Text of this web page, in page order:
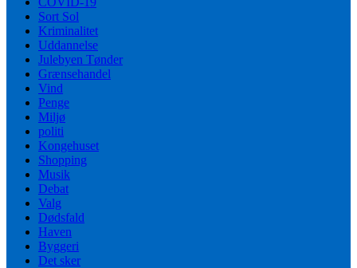
Sort Sol
Kriminalitet
Uddannelse
Julebyen Tønder
Grænsehandel
Vind
Penge
Miljø
politi
Kongehuset
Shopping
Musik
Debat
Valg
Dødsfald
Haven
Byggeri
Det sker